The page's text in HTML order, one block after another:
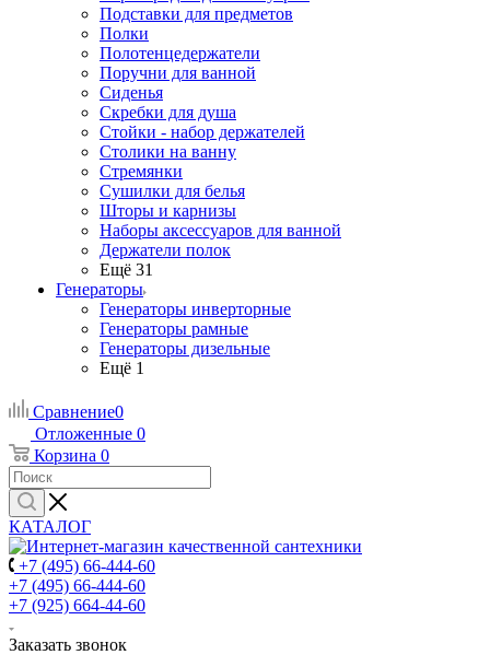
Подставки для предметов
Полки
Полотенцедержатели
Поручни для ванной
Сиденья
Скребки для душа
Стойки - набор держателей
Столики на ванну
Стремянки
Сушилки для белья
Шторы и карнизы
Наборы аксессуаров для ванной
Держатели полок
Ещё 31
Генераторы
Генераторы инверторные
Генераторы рамные
Генераторы дизельные
Ещё 1
Сравнение0
Отложенные 0
Корзина 0
КАТАЛОГ
+7 (495) 66-444-60
+7 (495) 66-444-60
+7 (925) 664-44-60
Заказать звонок